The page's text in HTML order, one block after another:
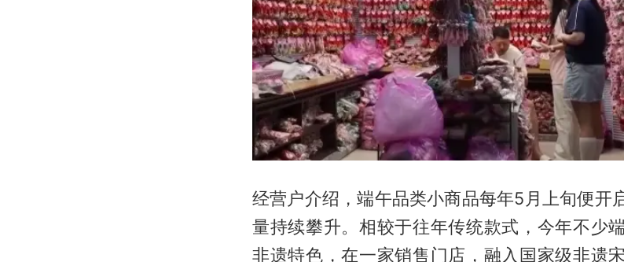
经营户介绍，端午品类小商品每年5月上旬便开
量持续攀升。相较于往年传统款式，今年不少
非遗特色，在一家销售门店，融入国家级非遗